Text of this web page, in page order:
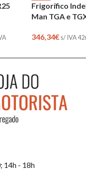
Frigorífico
Man TGA e
346,34€s/ IVA
14h - 18h